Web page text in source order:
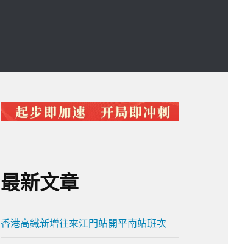
最新文章
香港高鐵新增往來江門站開平南站班次